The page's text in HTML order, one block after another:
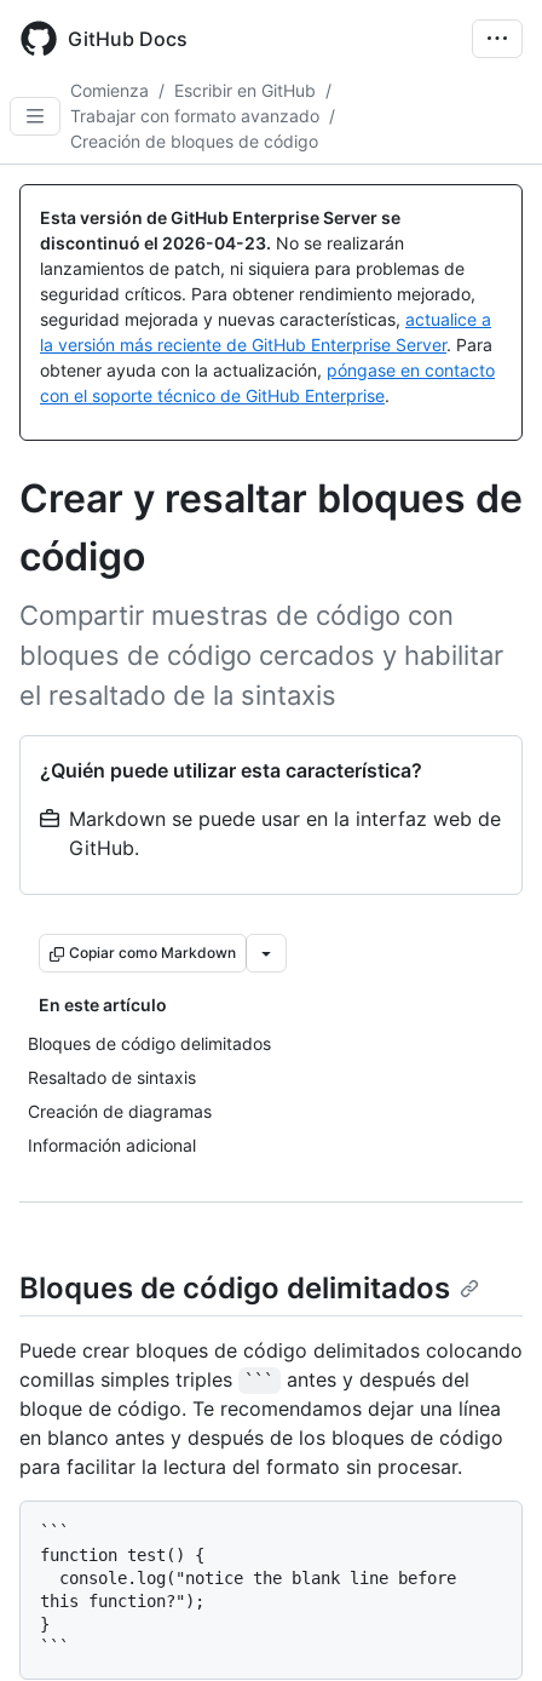
main
GitHub Docs
Comienza / Escribir en GitHub /
Trabajar con formato avanzado /
Creación de bloques de código
Esta versión de GitHub Enterprise Server se
discontinuó el 2026-04-23. No se realizarán
lanzamientos de patch, ni siquiera para problemas de
seguridad críticos. Para obtener rendimiento mejorado,
seguridad mejorada y nuevas características, actualice a
la versión más reciente de GitHub Enterprise Server. Para
obtener ayuda con la actualización, póngase en contacto
con el soporte técnico de GitHub Enterprise.
Crear y resaltar bloques de
código
Compartir muestras de código con
bloques de código cercados y habilitar
el resaltado de la sintaxis
¿Quién puede utilizar esta característica?
Markdown se puede usar en la interfaz web de
GitHub.
Copiar como Markdown
En este artículo
Bloques de código delimitados
Resaltado de sintaxis
Creación de diagramas
Información adicional
Bloques de código delimitados
Puede crear bloques de código delimitados colocando
comillas simples triples
```
antes y después del
bloque de código. Te recomendamos dejar una línea
en blanco antes y después de los bloques de código
para facilitar la lectura del formato sin procesar.
```
function test() {
this function?");
}